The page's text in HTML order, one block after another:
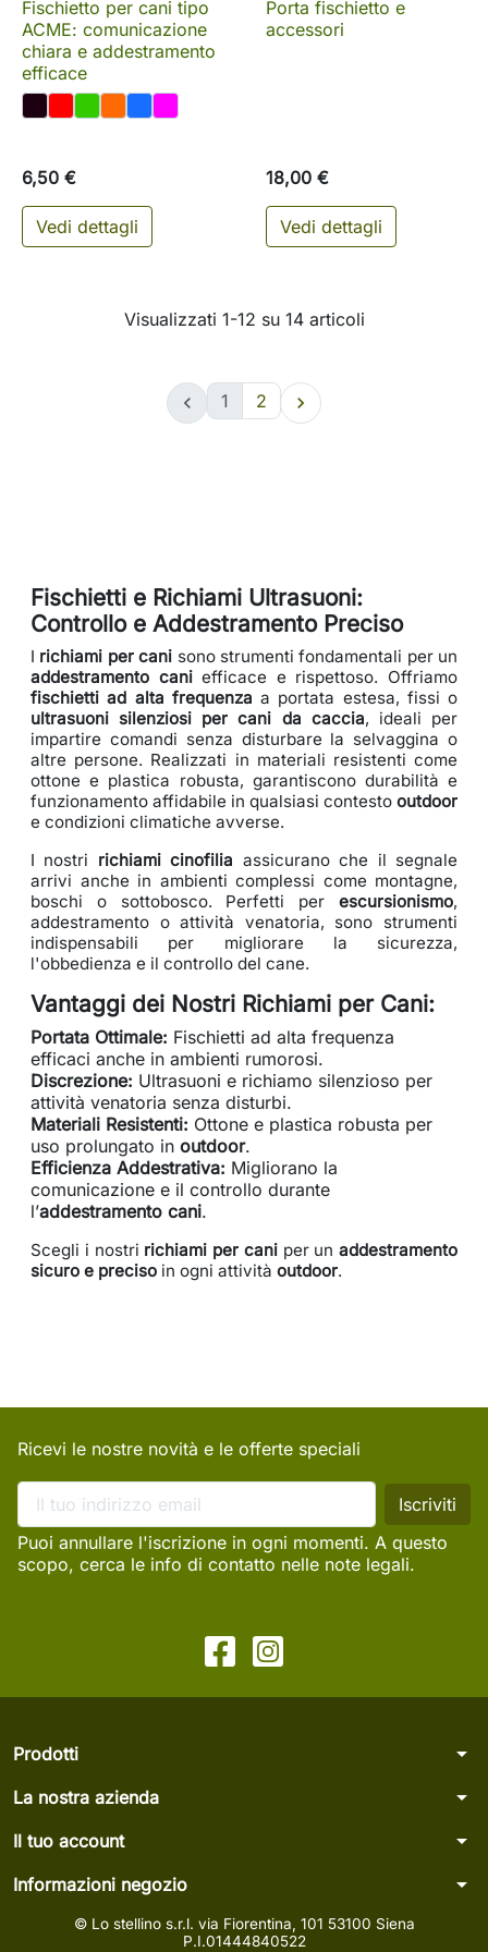
Fischietto per cani tipo
ACME: comunicazione
chiara e addestramento
efficace
6,50 €
Vedi dettagli
Porta fischietto e
accessori
18,00 €
Vedi dettagli
Visualizzati 1-12 su 14 articoli
 1 2 
Fischietti e Richiami Ultrasuoni:
Controllo e Addestramento Preciso
I richiami per cani sono strumenti fondamentali per un
addestramento caniefficace e rispettoso. Offriamo
fischietti ad alta frequenza a portata estesa, fissi o
ultrasuoni silenziosi per cani da caccia, ideali per
impartire comandi senza disturbare la selvaggina o
altre persone. Realizzati in materiali resistenti come
ottone e plastica robusta, garantiscono durabilità e
funzionamento affidabile in qualsiasi contesto outdoor
e condizioni climatiche avverse.
I nostri richiami cinofilia assicurano che il segnale
arrivi anche in ambienti complessi come montagne,
boschi o sottobosco. Perfetti per escursionismo,
addestramento o attività venatoria, sono strumenti
indispensabili per migliorare la sicurezza,
l'obbedienza e il controllo del cane.
Vantaggi dei Nostri Richiami per Cani:
Portata Ottimale: Fischietti ad alta frequenza
efficaci anche in ambienti rumorosi.
Discrezione: Ultrasuoni e richiamo silenzioso per
attività venatoria senza disturbi.
Materiali Resistenti: Ottone e plastica robusta per
uso prolungato in outdoor.
Efficienza Addestrativa: Migliorano la
comunicazione e il controllo durante
l’addestramento cani.
Scegli i nostri richiami per caniper un addestramento
sicuro e preciso in ogni attività outdoor.
Ricevi le nostre novità e le offerte speciali
Puoi annullare l'iscrizione in ogni momenti. A questo
scopo, cerca le info di contatto nelle note legali.
Prodotti arrow_drop_down
La nostra azienda arrow_drop_down
Il tuo account arrow_drop_down
Informazioni negozio arrow_drop_down
© Lo stellino s.r.l. via Fiorentina, 101 53100 Siena
P.I.01444840522